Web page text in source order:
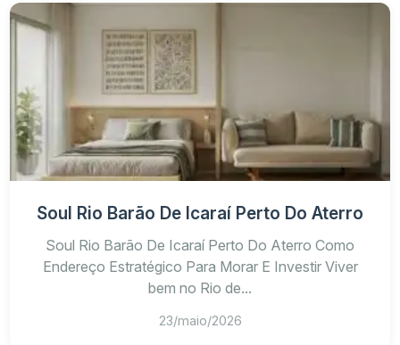
Soul Rio Barão De Icaraí Perto Do Aterro
Soul Rio Barão De Icaraí Perto Do Aterro Como
Endereço Estratégico Para Morar E Investir Viver
bem no Rio de...
23/maio/2026